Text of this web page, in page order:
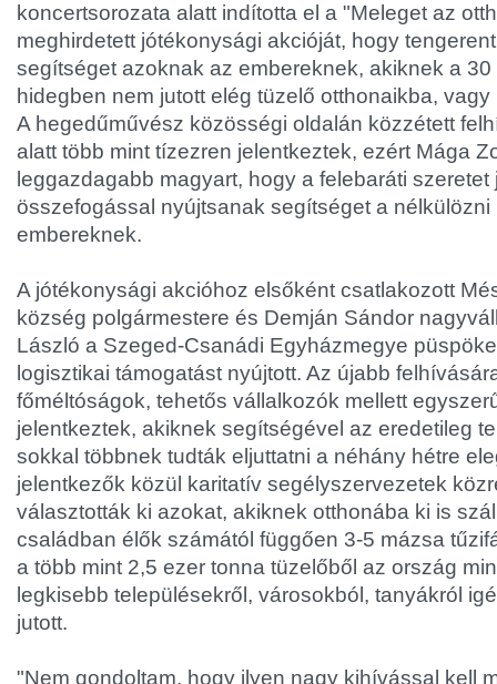
koncertsorozata alatt indította el a "Meleget az
meghirdetett jótékonysági akcióját, hogy
segítséget azoknak az embereknek, akiknek a
hidegben nem jutott elég tüzelő otthonaikba,
A hegedűművész közösségi oldalán közzétett
alatt több mint tízezren jelentkeztek, ezért Mága
leggazdagabb magyart, hogy a felebaráti
összefogással nyújtsanak segítséget a nélkülözni
embereknek.
A jótékonysági akcióhoz elsőként csatlakozott
község polgármestere és Demján Sándor
László a Szeged-Csanádi Egyházmegye
logisztikai támogatást nyújtott. Az újabb
főméltóságok, tehetős vállalkozók mellett
jelentkeztek, akiknek segítségével az eredetileg
sokkal többnek tudták eljuttatni a néhány hétre
jelentkezők közül karitatív segélyszervezetek
választották ki azokat, akiknek otthonába ki is
családban élők számától függően 3-5 mázsa
a több mint 2,5 ezer tonna tüzelőből az ország
legkisebb településekről, városokból, tanyákról
jutott.
"Nem gondoltam, hogy ilyen nagy kihívással kell